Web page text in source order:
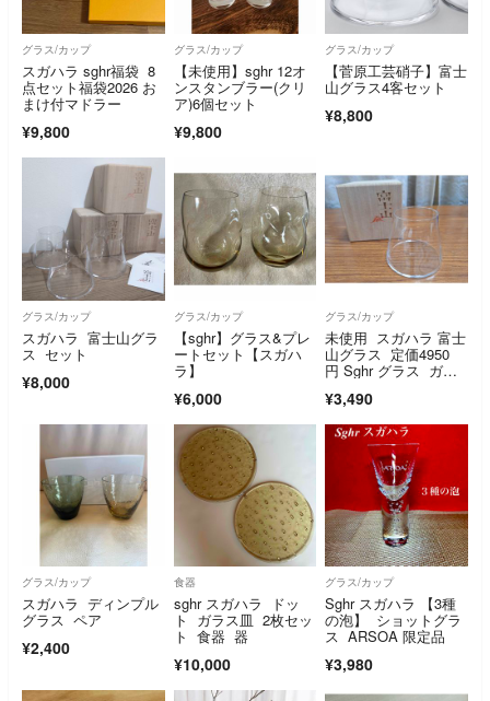
グラス/カップ
スガハラ sghr福袋 8
点セット福袋2026 お
まけ付マドラー
¥9,800
グラス/カップ
【未使用】sghr 12オ
ンスタンブラー(クリ
ア)6個セット
¥9,800
グラス/カップ
【菅原工芸硝子】富士
山グラス4客セット
¥8,800
グラス/カップ
スガハラ 富士山グラ
ス セット
¥8,000
グラス/カップ
【sghr】グラス&プレ
ートセット【スガハ
ラ】
¥6,000
グラス/カップ
未使用 スガハラ 富士
山グラス 定価4950
円 Sghr グラス ガラ
¥3,490
グラス/カップ
スガハラ ディンプル
グラス ペア
¥2,400
食器
sghr スガハラ ドッ
ト ガラス皿 2枚セッ
ト 食器 器
¥10,000
グラス/カップ
Sghr スガハラ 【3種
の泡】 ショットグラ
ス ARSOA 限定品
¥3,980